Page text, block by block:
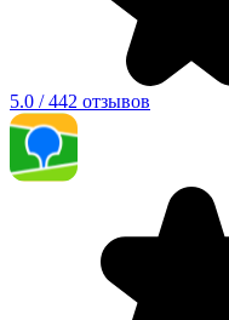
5.0 / 442 отзывов